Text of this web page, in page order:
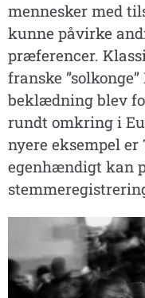
mennesker med
kunne påvirke
præferencer.
franske
beklædning blev
rundt omkring i
nyere eksempel
egenhændigt kan